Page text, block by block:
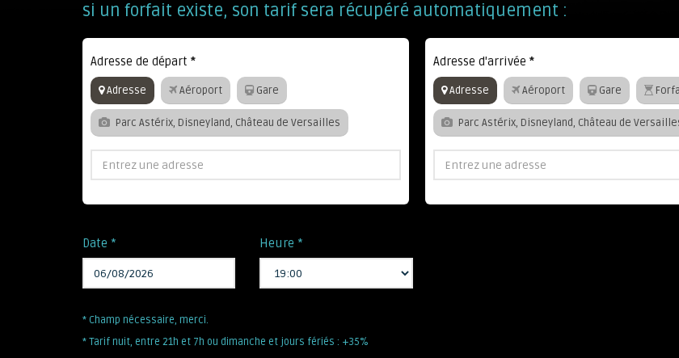
si un forfait existe, son tarif sera récupéré automatiquement :
Adresse de départ *
Adresse Aéroport Gare
Parc Astérix, Disneyland, Château de Versailles
Adresse d'arrivée *
Adresse Aéroport Gare
Parc Astérix, Disneyland, Château de
Date * Heure *
* Champ nécessaire, merci.
* Tarif nuit, entre 21h et 7h ou dimanche et jours fériés : +35%